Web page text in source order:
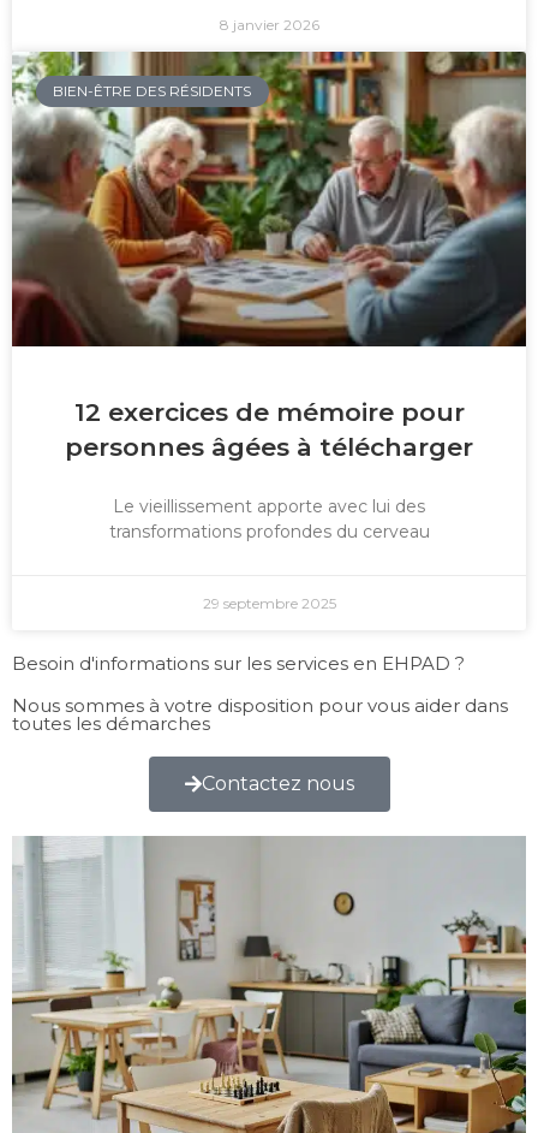
8 janvier 2026
BIEN-ÊTRE DES RÉSIDENTS
12 exercices de mémoire pour
personnes âgées à télécharger
Le vieillissement apporte avec lui des
transformations profondes du cerveau
29 septembre 2025
Besoin d'informations sur les services en EHPAD ?
Nous sommes à votre disposition pour vous aider dans
toutes les démarches
Contactez nous